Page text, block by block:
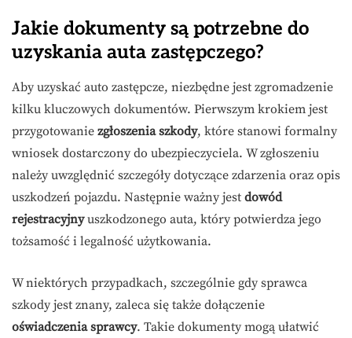
Jakie dokumenty są potrzebne do
uzyskania auta zastępczego?
Aby uzyskać auto zastępcze, niezbędne jest zgromadzenie
kilku kluczowych dokumentów. Pierwszym krokiem jest
przygotowanie zgłoszenia szkody, które stanowi formalny
wniosek dostarczony do ubezpieczyciela. W zgłoszeniu
należy uwzględnić szczegóły dotyczące zdarzenia oraz opis
uszkodzeń pojazdu. Następnie ważny jest dowód
rejestracyjnyuszkodzonego auta, który potwierdza jego
tożsamość i legalność użytkowania.
W niektórych przypadkach, szczególnie gdy sprawca
szkody jest znany, zaleca się także dołączenie
oświadczenia sprawcy. Takie dokumenty mogą ułatwić